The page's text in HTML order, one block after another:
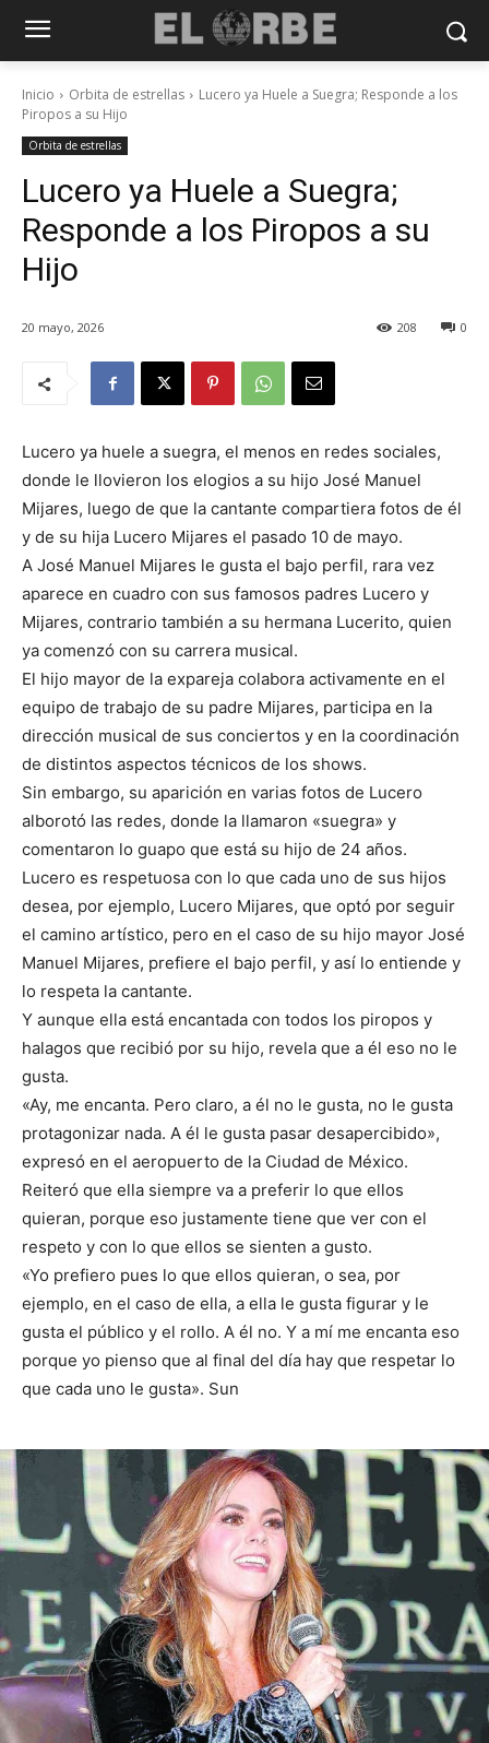
Inicio Orbita de estrellas
Lucero ya Huele a Suegra; Responde a los
Piropos a su Hijo
Orbita de estrellas
Lucero ya Huele a Suegra;
Responde a los Piropos a su
Hijo
20 mayo, 2026 0
208
Lucero ya huele a suegra, el menos en redes sociales,
donde le llovieron los elogios a su hijo José Manuel
Mijares, luego de que la cantante compartiera fotos de él
y de su hija Lucero Mijares el pasado 10 de mayo.
A José Manuel Mijares le gusta el bajo perfil, rara vez
aparece en cuadro con sus famosos padres Lucero y
Mijares, contrario también a su hermana Lucerito, quien
ya comenzó con su carrera musical.
El hijo mayor de la expareja colabora activamente en el
equipo de trabajo de su padre Mijares, participa en la
dirección musical de sus conciertos y en la coordinación
de distintos aspectos técnicos de los shows.
Sin embargo, su aparición en varias fotos de Lucero
alborotó las redes, donde la llamaron «suegra» y
comentaron lo guapo que está su hijo de 24 años.
Lucero es respetuosa con lo que cada uno de sus hijos
desea, por ejemplo, Lucero Mijares, que optó por seguir
el camino artístico, pero en el caso de su hijo mayor José
Manuel Mijares, prefiere el bajo perfil, y así lo entiende y
lo respeta la cantante.
Y aunque ella está encantada con todos los piropos y
halagos que recibió por su hijo, revela que a él eso no le
gusta.
«Ay, me encanta. Pero claro, a él no le gusta, no le gusta
protagonizar nada. A él le gusta pasar desapercibido»,
expresó en el aeropuerto de la Ciudad de México.
Reiteró que ella siempre va a preferir lo que ellos
quieran, porque eso justamente tiene que ver con el
respeto y con lo que ellos se sienten a gusto.
«Yo prefiero pues lo que ellos quieran, o sea, por
ejemplo, en el caso de ella, a ella le gusta figurar y le
gusta el público y el rollo. A él no. Y a mí me encanta eso
porque yo pienso que al final del día hay que respetar lo
que cada uno le gusta». Sun